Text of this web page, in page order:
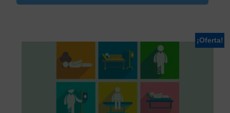
¡Oferta!